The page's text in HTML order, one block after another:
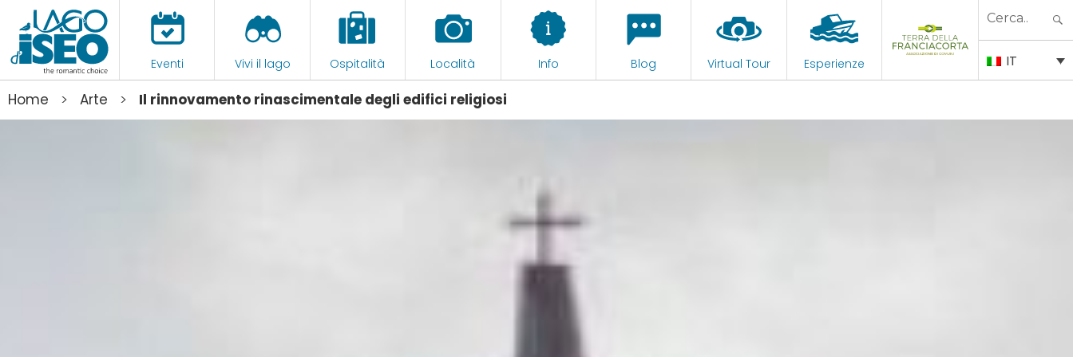
Eventi Vivi il lago Ospitalità Località Info Blog Virtual Tour Esperienze
Search
IT
Home > Arte > Il rinnovamento rinascimentale degli edifici religiosi